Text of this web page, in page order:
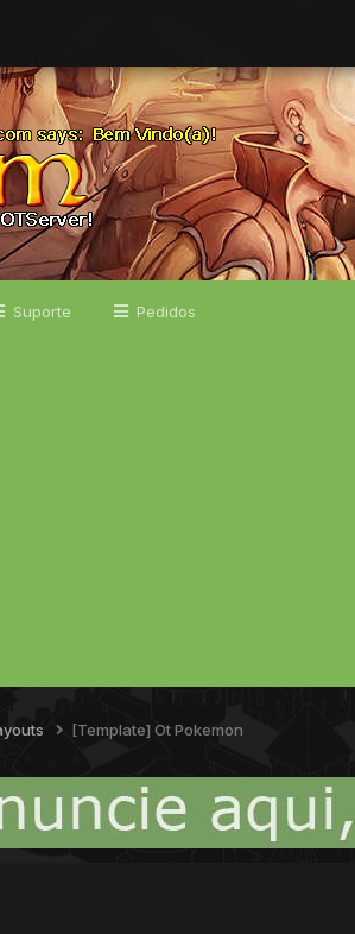
Suporte Pedidos
[Template] Ot Pokemon